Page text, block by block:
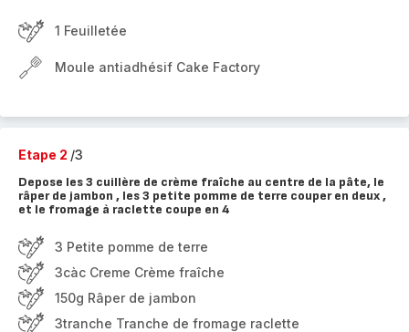
1 Feuilletée
Moule antiadhésif Cake Factory
Etape 2 /3
Depose les 3 cuillère de crème fraîche au centre de la pâte, le
râper de jambon , les 3 petite pomme de terre couper en deux ,
et le fromage à raclette coupe en 4
3 Petite pomme de terre
3càc Creme Crème fraîche
150g Râper de jambon
3tranche Tranche de fromage raclette